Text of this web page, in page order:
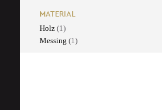
MATERIAL
Holz (1)
Messing (1)